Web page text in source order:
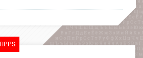
geschieht und warum. Solange
wissen, was los ist, fühlen sie sich